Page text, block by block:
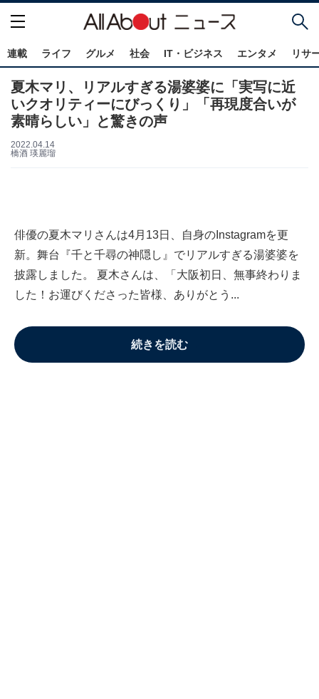
連載 ライフ グルメ 社会 IT・ビジネス エンタメ リサ
夏木マリ、リアルすぎる湯婆婆に「実写に近
いクオリティーにびっくり」「再現度合いが
素晴らしい」と驚きの声
2022.04.14
橋酒 瑛麗瑠
俳優の夏木マリさんは4月13日、自身のInstagramを更
新。舞台『千と千尋の神隠し』でリアルすぎる湯婆婆を
披露しました。 夏木さんは、「大阪初日、無事終わりま
した！お運びくださった皆様、ありがとう...
続きを読む